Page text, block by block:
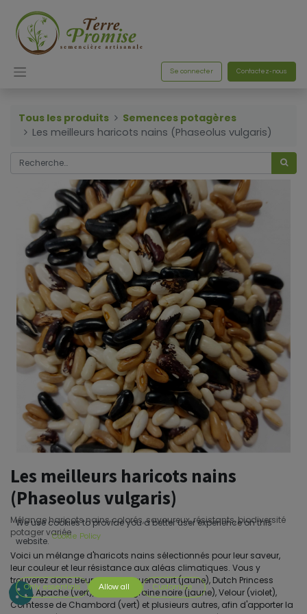
Se connecter Contactez-nous
Tous les produits
Semences potagères
Les meilleurs haricots nains (Phaseolus vulgaris)
Les meilleurs haricots nains
(Phaseolus vulgaris)
Mélange haricots nains colorés, savoureux, résistants, biodiversité
potager variée
Voici un mélange d'haricots nains sélectionnés pour leur saveur,
leur couleur et leur résistance aux aléas climatiques. Vous y
trouverez donc Beurre de Rocquencourt (jaune), Dutch Princess
(vert), Apache (vert), beurre à graine noire (jaune), Velour (violet),
Comtesse de Chambord (vert) et plusieurs autres, afin d'apporter la
We use cookies to provide you a better user experience on this
website. Cookie Policy
Only essentials Allow all Customize